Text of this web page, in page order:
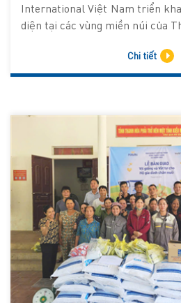
International Việt Nam triển
diện tại các vùng miền núi của
Chi tiết